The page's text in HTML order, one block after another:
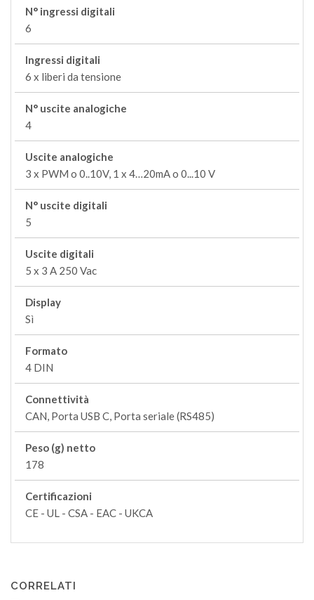
N° ingressi digitali
6
Ingressi digitali
6 x liberi da tensione
N° uscite analogiche
4
Uscite analogiche
3 x PWM o 0..10V, 1 x 4…20mA o 0...10 V
N° uscite digitali
5
Uscite digitali
5 x 3 A 250 Vac
Display
Sì
Formato
4 DIN
Connettività
CAN, Porta USB C, Porta seriale (RS485)
Peso (g) netto
178
Certificazioni
CE - UL - CSA - EAC - UKCA
CORRELATI